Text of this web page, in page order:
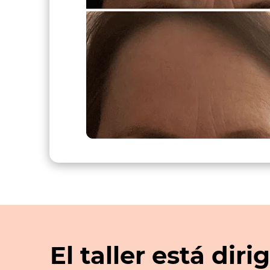
El taller está